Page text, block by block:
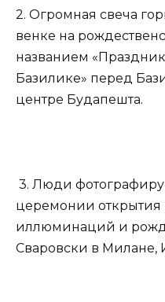
2. Огромная свеча
венке на
названием
Базилике» перед
центре Будапешта.
3. Люди
церемонии открытия
иллюминаций и
Сваровски в Милане,